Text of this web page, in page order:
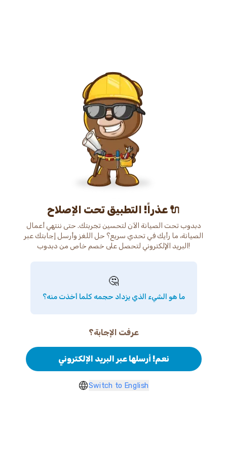
عذراً! التطبيق تحت الإصلاح 🔌
دبدوب تحت الصيانة الآن لتحسين تجربتك. حتى ننتهي أعمال
الصيانة، ما رأيك في تحدي سريع؟ حل اللغز وأرسل إجابتك عبر
البريد الإلكتروني لتحصل على خصم خاص من دبدوب!
🤔
ما هو الشيء الذي يزداد حجمه كلما أخذت منه؟
عرفت الإجابة؟
نعم! أرسلها عبر البريد الإلكتروني
Switch to English